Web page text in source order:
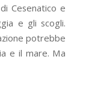
Cesenatico e
e gli scogli.
potrebbe
e il mare. Ma